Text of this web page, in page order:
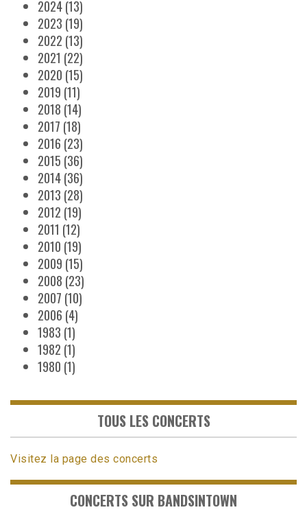
2024(13)
2023 (19)
2022 (13)
2021 (22)
2020 (15)
2019 (11)
2018 (14)
2017 (18)
2016 (23)
2015 (36)
2014(36)
2013 (28)
2012 (19)
2011 (12)
2010 (19)
2009 (15)
2008 (23)
2007 (10)
2006 (4)
1983 (1)
1982 (1)
1980 (1)
TOUS LES CONCERTS
Visitez la page des concerts
CONCERTS SUR BANDSINTOWN